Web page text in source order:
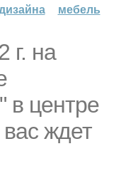
мебель
г. на
в центре
ждет